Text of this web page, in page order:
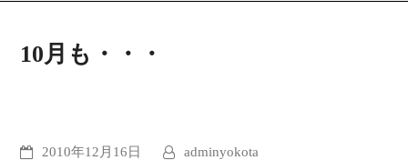
10月も・・・
2010年12月16日
adminyokota